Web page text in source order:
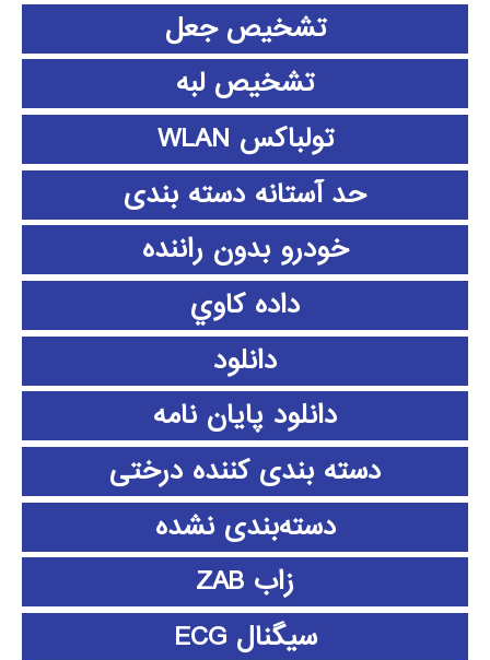
تشخیص جعل
تشخیص لبه
تولباکس WLAN
حد آستانه دسته بندی
خودرو بدون راننده
داده كاوي
دانلود
دانلود پايان نامه
دسته بندی کننده درختی
دسته‌بندی نشده
زاب ZAB
سیگنال ECG